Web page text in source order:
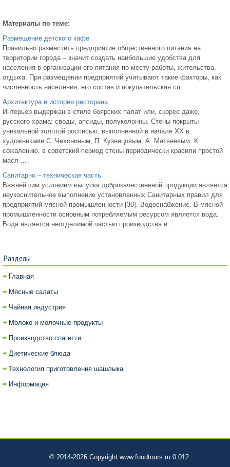
Материалы по теме:
Размещение детского кафе
Правильно разместить предприятие общественного питания на
территории города – значит создать наибольшие удобства для
населения в организации его питания по месту работы, жительства,
отдыха. При размещении предприятий учитывают такие факторы, как
численность населения, его состав и покупательская сп ...
Архитектура и история ресторана
Интерьер выдержан в стиле боярских палат или, скорее даже,
русского храма: своды, апсиды, полуколонны. Стены покрыты
уникальной золотой росписью, выполненной в начале ХХ в.
художниками С. Чехониным, П. Кузнецовым, А. Матвеевым. К
сожалению, в советский период стены периодически красили простой
масл ...
Санитарно – техническая часть
Важнейшим условием выпуска доброкачественной продукции является
неукоснительное выполнение установленных Санитарных правил для
предприятий мясной промышленности [30]. Водоснабжение. В мясной
промышленности основным потребляемым ресурсом является вода.
Вода является неотделимой частью производства и ...
Разделы
Главная
Мясные салаты
Чайная индустрия
Молоко и молочные продукты
Производство спагетти
Диетические блюда
Технология приготовления шашлыка
Информация
© 2014-2026 Copyright www.foodtours.ru 0.012